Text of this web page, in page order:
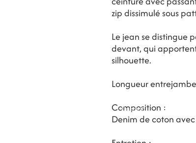
zip dissimulé sous
Le jean se distingue
devant, qui
silhouette.
Longueur
Composition :
Denim de coton
Contact Magasins